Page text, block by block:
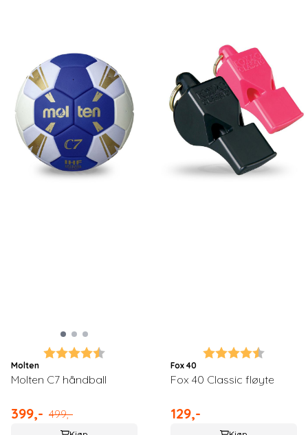
Karakter:
Molten
Molten C7 håndball
399,- 499,-
Karakter:
Fox 40
Fox 40 Classic fløyte
129,-